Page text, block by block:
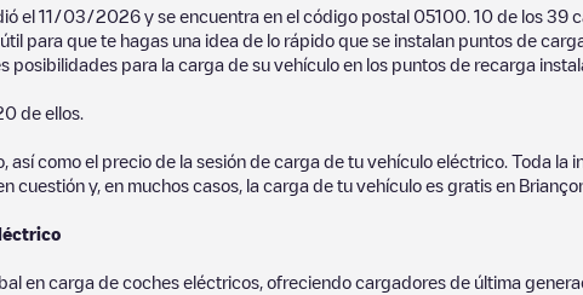
el 11/03/2026 y se encuentra en el código postal 05100 10 de los 39
para que te hagas una idea de lo rápido que se instalan puntos de
para la carga de su vehículo en los puntos de recarga
de ellos.
como el precio de la sesión de carga de tu vehículo eléctrico. Toda la
y, en muchos casos, la carga de tu vehículo es gratis en
en carga de coches eléctricos, ofreciendo cargadores de última